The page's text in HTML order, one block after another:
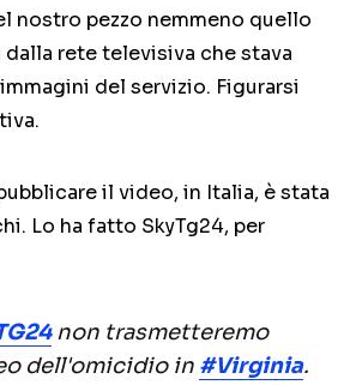
nostro pezzo nemmeno quello
rete televisiva che stava
del servizio. Figurarsi
il video, in Italia, è stata
Lo ha fatto SkyTg24, per
non trasmetteremo
dell'omicidio in #Virginia.